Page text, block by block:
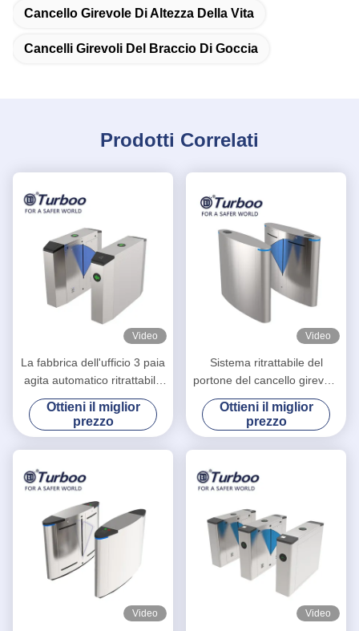
Cancello Girevole Di Altezza Della Vita
Cancelli Girevoli Del Braccio Di Goccia
Prodotti Correlati
Video
La fabbrica dell'ufficio 3 paia
agita automatico ritrattabile
del portone della barriera
progettato
Ottieni il miglior
prezzo
Video
Sistema ritrattabile del
portone del cancello girevole
di altezza della vita di Barrie
RFID della falda SUS304
Ottieni il miglior
prezzo
Video Video